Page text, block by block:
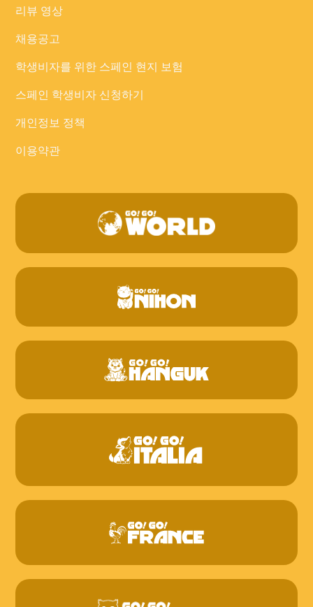
리뷰 영상
채용공고
학생비자를 위한 스페인 현지 보험
스페인 학생비자 신청하기
개인정보 정책
이용약관